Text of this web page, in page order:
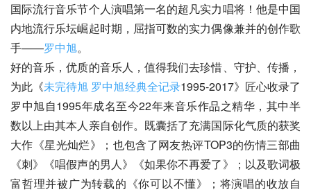
国际流行音乐节个人演唱第一名的超凡实力唱将！他是中国
内地流行乐坛崛起时期，屈指可数的实力偶像兼并的创作歌
手——罗中旭。
好的音乐，优质的音乐人，值得我们去珍惜、守护、传播，
为此《未完待旭 罗中旭经典全记录1995-2017》匠心收录了
罗中旭自1995年成名至今22年来音乐作品之精华，其中半
数以上由其本人亲自创作。既囊括了充满国际化气质的获奖
大作《星光灿烂》；也包含了网友热评TOP3的伤情三部曲
《刺》《唱假声的男人》《如果你不再爱了》；以及歌词极
富哲理并被广为转载的《你可以不懂》；将演唱的收放自